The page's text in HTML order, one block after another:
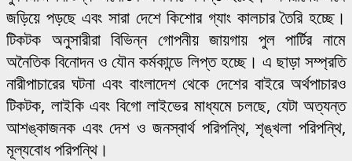
জড়িয়ে পড়ছে এবং সারা দেশে কিশোর গ্যাং কালচার তৈরি হচ্ছে।
টিকটক অনুসারীরা বিভিন্ন গোপনীয় জায়গায় পুল পার্টির নামে
অনৈতিক বিনোদন ও যৌন কর্মকান্ডে লিপ্ত হচ্ছে। এ ছাড়া সম্প্রতি
নারীপাচারের ঘটনা এবং বাংলাদেশ থেকে দেশের বাইরে অর্থপাচারও
টিকটক, লাইকি এবং বিগো লাইভের মাধ্যমে চলছে, যেটা অত্যন্ত
আশঙ্কাজনক এবং দেশ ও জনস্বার্থ পরিপন্থি, শৃঙ্খলা পরিপন্থি,
মূল্যবোধ পরিপন্থি।